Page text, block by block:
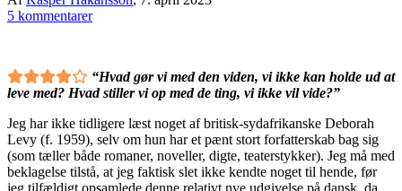
5 kommentarer
“Hvad gør vi med den viden, vi ikke kan holde ud at
leve med? Hvad stiller vi op med de ting, vi ikke vil vide?”
Jeg har ikke tidligere læst noget af britisk-sydafrikanske Deborah
Levy (f. 1959), selv om hun har et pænt stort forfatterskab bag sig
(som tæller både romaner, noveller, digte, teaterstykker). Jeg må med
beklagelse tilstå, at jeg faktisk slet ikke kendte noget til hende, før
jeg tilfældigt opsamlede denne relativt nye udgivelse på dansk, da